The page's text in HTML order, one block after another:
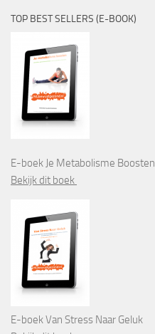
TOP BEST SELLERS (E-BOOK)
E-boek Je Metabolisme Boosten
Bekijk dit boek
E-boek Van Stress Naar Geluk